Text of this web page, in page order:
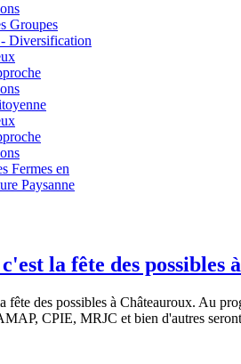
Groupes
Diversification
Fermes en
Paysanne
la fête des possibles
fête des possibles à Châteauroux. Au
CPIE, MRJC et bien d'autres